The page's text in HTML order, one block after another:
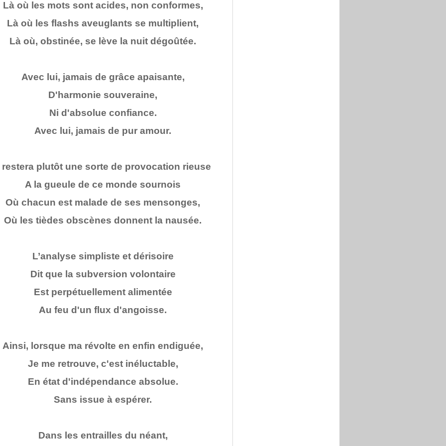
Là où les mots sont acides, non conformes,
Là où les flashs aveuglants se multiplient,
Là où, obstinée, se lève la nuit dégoûtée.
Avec lui, jamais de grâce apaisante,
D'harmonie souveraine,
Ni d'absolue confiance.
Avec lui, jamais de pur amour.
restera plutôt une sorte de provocation rieuse
A la gueule de ce monde sournois
Où chacun est malade de ses mensonges,
Où les tièdes obscènes donnent la nausée.
L’analyse simpliste et dérisoire
Dit que la subversion volontaire
Est perpétuellement alimentée
Au feu d'un flux d'angoisse.
Ainsi, lorsque ma révolte en enfin endiguée,
Je me retrouve, c'est inéluctable,
En état d'indépendance absolue.
Sans issue à espérer.
Dans les entrailles du néant,